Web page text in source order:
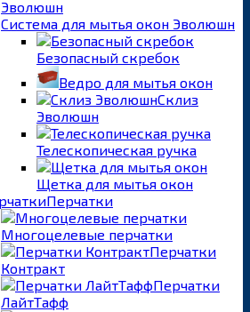
Система для мытья окон Эволюшн
Безопасный скребок
Ведро для мытья окон
Склиз
Эволюшн
Телескопическая ручка
Щетка для мытья окон
Перчатки
Многоцелевые перчатки
Перчатки
Контракт
Перчатки
ЛайтТафф